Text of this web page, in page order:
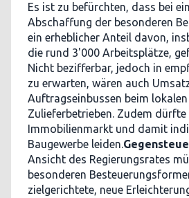
Es ist zu befürchten, dass bei
Abschaffung der besonderen
ein erheblicher Anteil davon,
die rund 3'000 Arbeitsplätze,
Nicht bezifferbar, jedoch in
zu erwarten, wären auch
Auftragseinbussen beim
Zulieferbetrieben. Zudem dürfte
Immobilienmarkt und damit
Baugewerbe leiden.
Ansicht des Regierungsrates
besonderen
zielgerichtete, neue